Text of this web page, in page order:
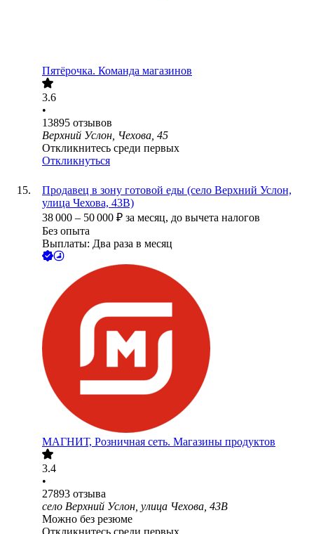
Пятёрочка. Команда магазинов
3.6
•
13895 отзывов
Верхний Услон, Чехова, 45
Откликнитесь среди первых
Откликнуться
Продавец в зону готовой еды (село Верхний Услон,
улица Чехова, 43В)
38 000 – 50 000 ₽ за месяц, до вычета налогов
Без опыта
Выплаты: Два раза в месяц
МАГНИТ, Розничная сеть. Магазины продуктов
3.4
•
27893 отзыва
село Верхний Услон, улица Чехова, 43В
Можно без резюме